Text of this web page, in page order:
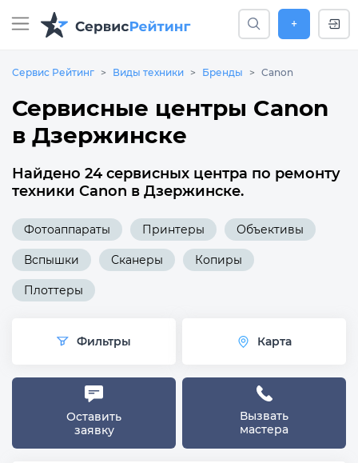
+
Сервис Рейтинг Виды техники Бренды Canon
Сервисные центры Canon
в Дзержинске
Найдено 24 сервисных центра по ремонту
техники Canon в Дзержинске.
Фотоаппараты Принтеры Объективы
Вспышки Сканеры Копиры
Плоттеры
Фильтры Карта
Оставить
заявку
Вызвать
мастера